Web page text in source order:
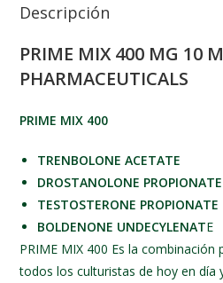
Descripción
PRIME MIX 400 MG 10
PHARMACEUTICALS
PRIME MIX 400
TRENBOLONE ACETATE
DROSTANOLONE PROPIONATE
TESTOSTERONE PROPIONATE
BOLDENONE UNDECYLENATE
PRIME MIX 400 Es la
todos los culturistas de hoy en día